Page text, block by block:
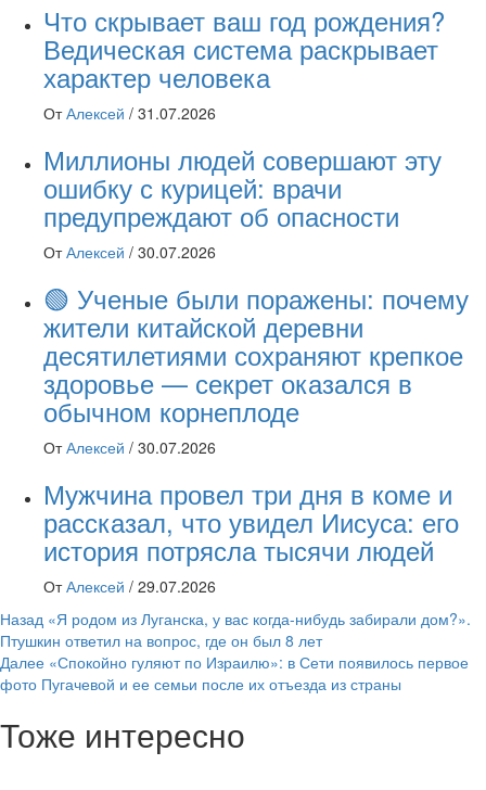
Что скрывает ваш год рождения?
Ведическая система раскрывает
характер человека
От Алексей / 31.07.2026
Миллионы людей совершают эту
ошибку с курицей: врачи
предупреждают об опасности
От Алексей / 30.07.2026
🟢 Ученые были поражены: почему
жители китайской деревни
десятилетиями сохраняют крепкое
здоровье — секрет оказался в
обычном корнеплоде
От Алексей / 30.07.2026
Мужчина провел три дня в коме и
рассказал, что увидел Иисуса: его
история потрясла тысячи людей
От Алексей / 29.07.2026
Навигация
записи
Назад «Я родом из Луганска, у вас когда-нибудь забирали дом?».
Птушкин ответил на вопрос, где он был 8 лет
Далее «Спокойно гуляют по Израилю»: в Сети появилось первое
фото Пугачевой и ее семьи после их отъезда из страны
Тоже интересно